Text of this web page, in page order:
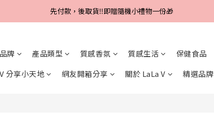
Line好友招募中，首購、回購皆贈100元
先付款，後取貨‼️即贈隨機小禮物一份🎁
牌 產品類型 質感香氛 質感生活 保健食品
分享小天地
網友開箱分享 關於 LaLa V 精選品牌